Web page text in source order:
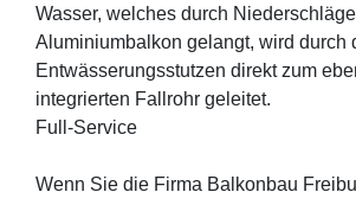
Wasser, welches durch
Aluminiumbalkon gelangt, wird durch
Entwässerungsstutzen direkt zum
integrierten Fallrohr geleitet.
Full-Service
Wenn Sie die Firma Balkonbau